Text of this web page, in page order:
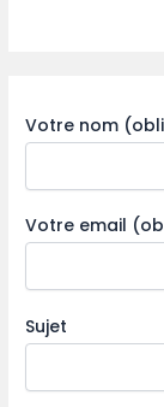
Votre nom
Votre email
Sujet